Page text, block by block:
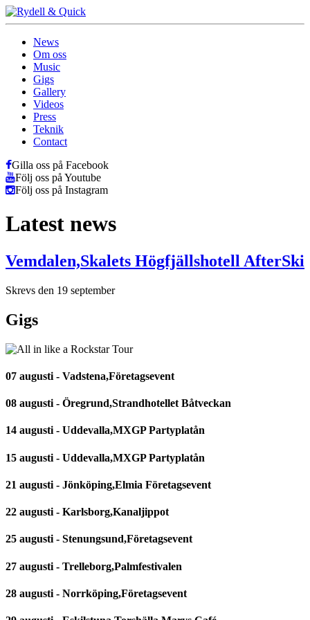
News
Om oss
Music
Gigs
Gallery
Videos
Press
Teknik
Contact
Gilla oss på Facebook
Följ oss på Youtube
Följ oss på Instagram
Latest news
Vemdalen,Skalets Högfjällshotell AfterSki
Skrevs den 19 september
Gigs
07 augusti - Vadstena,Företagsevent
08 augusti - Öregrund,Strandhotellet Båtveckan
14 augusti - Uddevalla,MXGP Partyplatån
15 augusti - Uddevalla,MXGP Partyplatån
21 augusti - Jönköping,Elmia Företagsevent
22 augusti - Karlsborg,Kanaljippot
25 augusti - Stenungsund,Företagsevent
27 augusti - Trelleborg,Palmfestivalen
28 augusti - Norrköping,Företagsevent